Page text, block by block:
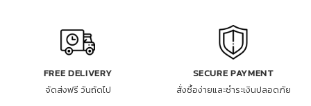
FREE DELIVERY
จัดส่งฟรี วันถัดไป
SECURE PAYMENT
สั่งซื้อง่ายและชำระเงินปลอดภัย